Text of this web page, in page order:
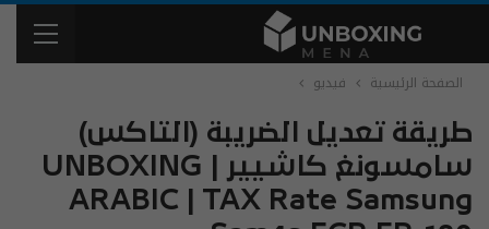
الصفحة الرئيسية فيديو
طريقة تعديل الضريبة (التاكس)
سامسونغ كاشيير | UNBOXING
ARABIC | TAX Rate Samsung